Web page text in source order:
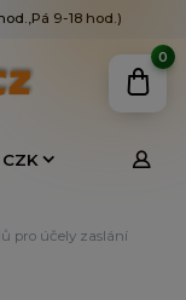
CZK
9-18 hod.)
0
pro účely zaslání